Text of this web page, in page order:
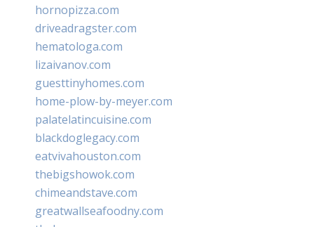
hornopizza.com
driveadragster.com
hematologa.com
lizaivanov.com
guesttinyhomes.com
home-plow-by-meyer.com
palatelatincuisine.com
blackdoglegacy.com
eatvivahouston.com
thebigshowok.com
chimeandstave.com
greatwallseafoodny.com